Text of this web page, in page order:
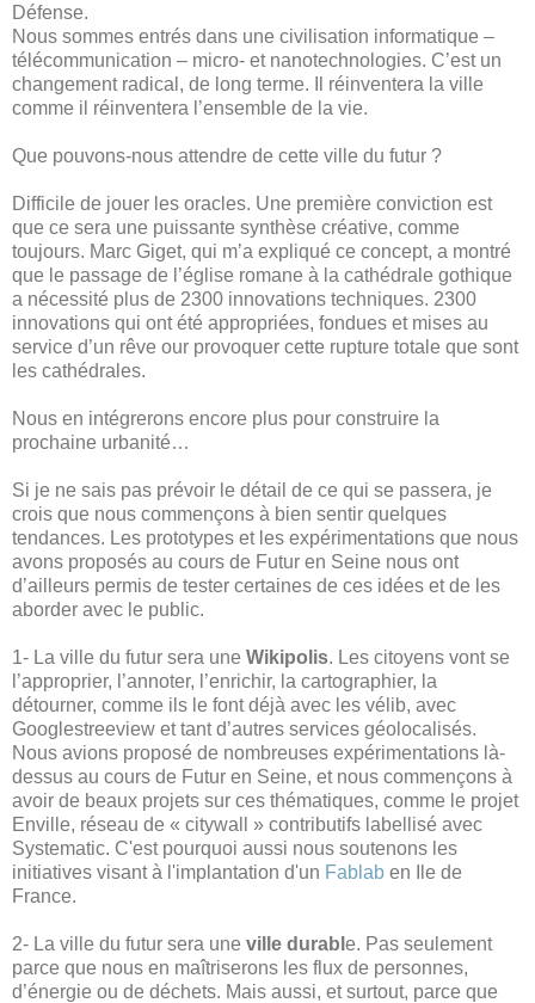
Défense.
Nous sommes entrés dans une civilisation informatique –
télécommunication – micro- et nanotechnologies. C’est un
changement radical, de long terme. Il réinventera la ville
comme il réinventera l’ensemble de la vie.
Que pouvons-nous attendre de cette ville du futur ?
Difficile de jouer les oracles. Une première conviction est
que ce sera une puissante synthèse créative, comme
toujours. Marc Giget, qui m’a expliqué ce concept, a montré
que le passage de l’église romane à la cathédrale gothique
a nécessité plus de 2300 innovations techniques. 2300
innovations qui ont été appropriées, fondues et mises au
service d’un rêve our provoquer cette rupture totale que sont
les cathédrales.
Nous en intégrerons encore plus pour construire la
prochaine urbanité…
Si je ne sais pas prévoir le détail de ce qui se passera, je
crois que nous commençons à bien sentir quelques
tendances. Les prototypes et les expérimentations que nous
avons proposés au cours de Futur en Seine nous ont
d’ailleurs permis de tester certaines de ces idées et de les
aborder avec le public.
1- La ville du futur sera une Wikipolis. Les citoyens vont se
l’approprier, l’annoter, l’enrichir, la cartographier, la
détourner, comme ils le font déjà avec les vélib, avec
Googlestreeview et tant d’autres services géolocalisés.
Nous avions proposé de nombreuses expérimentations là-
dessus au cours de Futur en Seine, et nous commençons à
avoir de beaux projets sur ces thématiques, comme le projet
Enville, réseau de « citywall » contributifs labellisé avec
Systematic. C'est pourquoi aussi nous soutenons les
initiatives visant à l'implantation d'un Fablab en Ile de
France.
2- La ville du futur sera une ville durabl e. Pas seulement
parce que nous en maîtriserons les flux de personnes,
d’énergie ou de déchets. Mais aussi, et surtout, parce que